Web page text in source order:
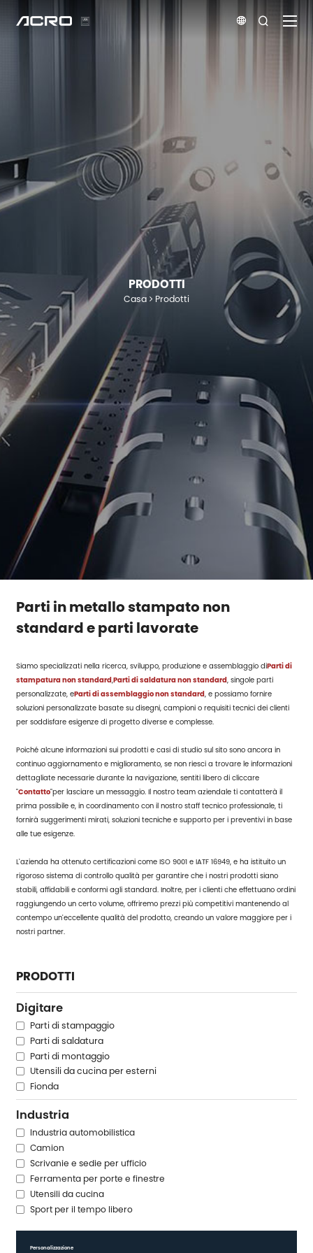
 
PRODOTTI
Casa Prodotti
Parti in metallo stampato non
standard e parti lavorate
Siamo specializzati nella ricerca, sviluppo, produzione e assemblaggio diParti di
stampatura non standard,Parti di saldatura non standard, singole parti
personalizzate, eParti di assemblaggio non standard, e possiamo fornire
soluzioni personalizzate basate su disegni, campioni o requisiti tecnici dei clienti
per soddisfare esigenze di progetto diverse e complesse.
Poiché alcune informazioni sui prodotti e casi di studio sul sito sono ancora in
continuo aggiornamento e miglioramento, se non riesci a trovare le informazioni
dettagliate necessarie durante la navigazione, sentiti libero di cliccare
"Contatto"per lasciare un messaggio. Il nostro team aziendale ti contatterà il
prima possibile e, in coordinamento con il nostro staff tecnico professionale, ti
fornirà suggerimenti mirati, soluzioni tecniche e supporto per i preventivi in base
alle tue esigenze.
L'azienda ha ottenuto certificazioni come ISO 9001 e IATF 16949, e ha istituito un
rigoroso sistema di controllo qualità per garantire che i nostri prodotti siano
stabili, affidabili e conformi agli standard. Inoltre, per i clienti che effettuano ordini
raggiungendo un certo volume, offriremo prezzi più competitivi mantenendo al
contempo un'eccellente qualità del prodotto, creando un valore maggiore per i
nostri partner.
PRODOTTI
Digitare
Parti di stampaggio
Parti di saldatura
Parti di montaggio
Utensili da cucina per esterni
Fionda
Industria
Industria automobilistica
Camion
Scrivanie e sedie per ufficio
Ferramenta per porte e finestre
Utensili da cucina
Sport per il tempo libero
Personalizzazione